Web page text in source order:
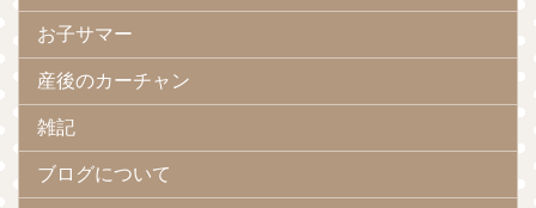
お子サマー
産後のカーチャン
雑記
ブログについて